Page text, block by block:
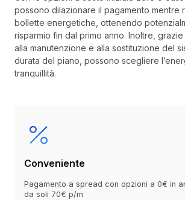
possono dilazionare il pagamento mentre
bollette energetiche, ottenendo
risparmio fin dal primo anno. Inoltre, grazie
alla manutenzione e alla sostituzione del
durata del piano, possono scegliere
tranquillità.
Conveniente
Pagamento a spread con opzioni a 0€ in
da soli 70€ p/m